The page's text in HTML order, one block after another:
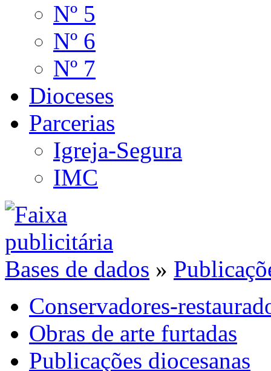
Nº 5
Nº 6
Nº 7
Dioceses
Parcerias
Igreja-Segura
IMC
Bases de dados »
Conservadores-
Obras de arte furtadas
Publicações diocesanas